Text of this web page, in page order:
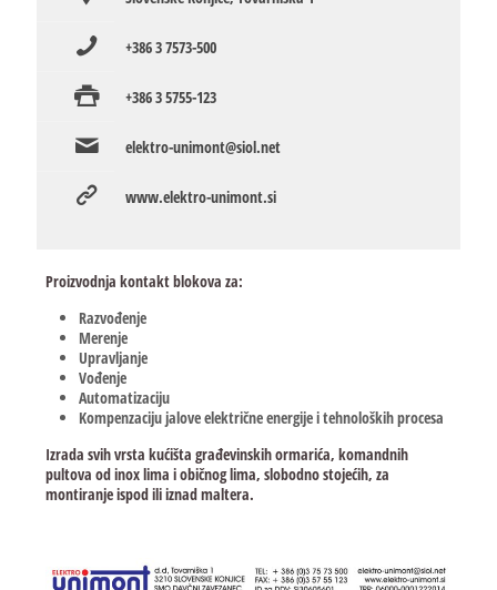
+386 3 7573-500
+386 3 5755-123
elektro-unimont@siol.net
www.elektro-unimont.si
Proizvodnja kontakt blokova za:
Razvođenje
Merenje
Upravljanje
Vođenje
Automatizaciju
Kompenzaciju jalove električne energije i tehnoloških procesa
Izrada svih vrsta kućišta građevinskih ormarića, komandnih
pultova od inox lima i običnog lima, slobodno stojećih, za
montiranje ispod ili iznad maltera.